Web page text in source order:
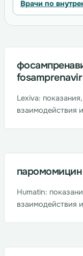
Врачи по
Lexiva:
взаимодействия
Humatin:
взаимодействия